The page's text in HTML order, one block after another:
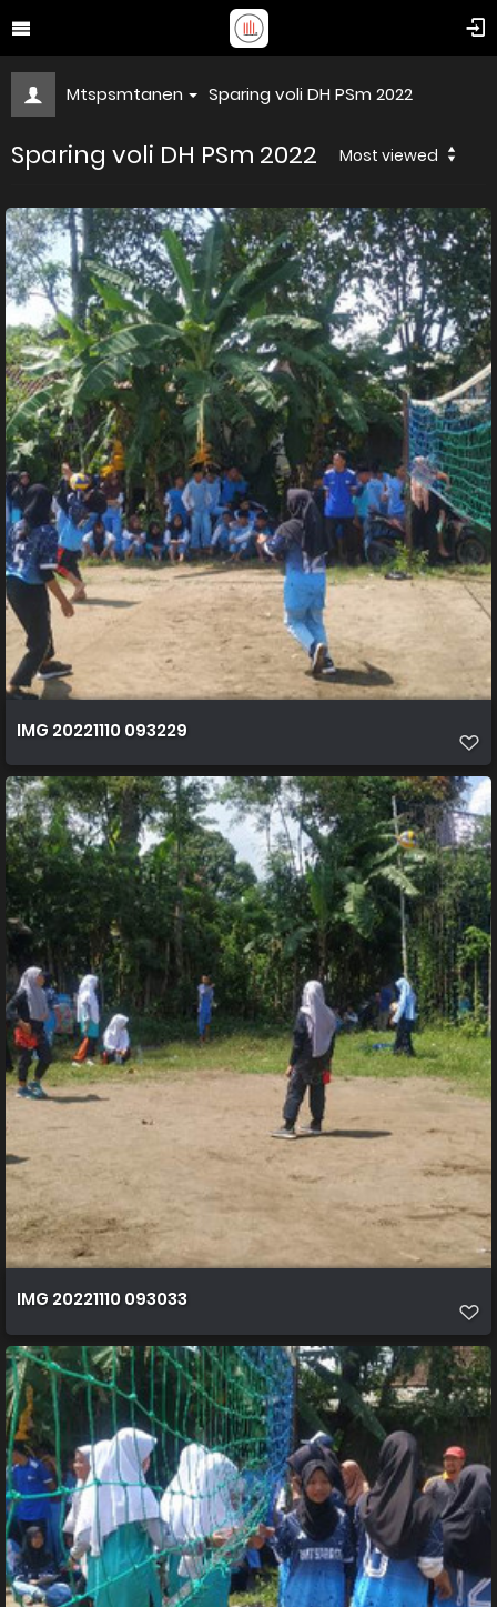
Mtspsmtanen Sparing voli DH PSm 2022
Sparing voli DH PSm 2022 Most viewed
IMG 20221110 093229
IMG 20221110 093033